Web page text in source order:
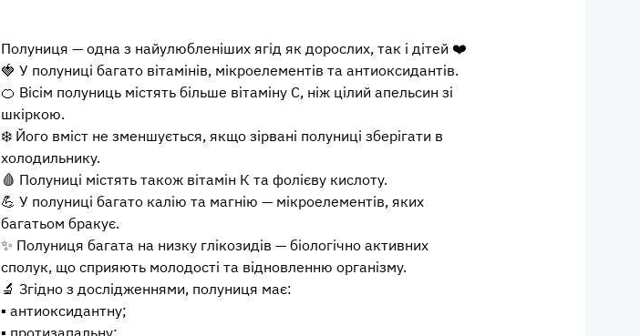
Полуниця — одна з найулюбленіших ягід як дорослих, так і дітей ❤️
🍓 У полуниці багато вітамінів, мікроелементів та антиоксидантів.
🍊 Вісім полуниць містять більше вітаміну С, ніж цілий апельсин зі
шкіркою.
❄️ Його вміст не зменшується, якщо зірвані полуниці зберігати в
холодильнику.
🩸 Полуниці містять також вітамін К та фолієву кислоту.
💪 У полуниці багато калію та магнію — мікроелементів, яких
багатьом бракує.
✨ Полуниця багата на низку глікозидів — біологічно активних
сполук, що сприяють молодості та відновленню організму.
🔬 Згідно з дослідженнями, полуниця має:
▪️ антиоксидантну;
▪️ протизапальну;